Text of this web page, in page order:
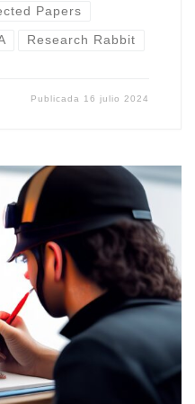
Papers
Research Rabbit
Publicada 16 julio 2024